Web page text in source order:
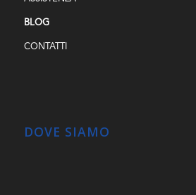
BLOG
CONTATTI
DOVE SIAMO